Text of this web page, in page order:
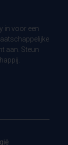
in voor een
aan. Steun